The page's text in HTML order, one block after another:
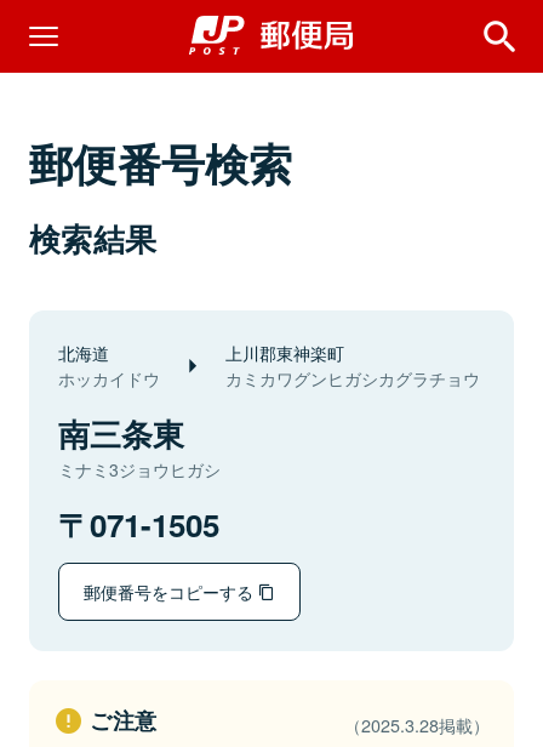
郵便番号検索
検索結果
北海道
ホッカイドウ
上川郡東神楽町
カミカワグンヒガシカグラチョウ
南三条東
ミナミ3ジョウヒガシ
071-1505
郵便番号をコピーする
ご注意 （2025.3.28掲載）